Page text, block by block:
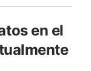
en el